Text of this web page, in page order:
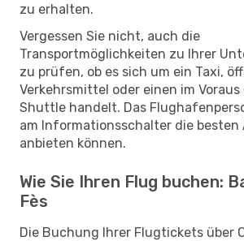
zu erhalten.
Vergessen Sie nicht, auch die
Transportmöglichkeiten zu Ihrer
zu prüfen, ob es sich um ein Taxi,
Verkehrsmittel oder einen im
Shuttle handelt. Das
am Informationsschalter die
anbieten können.
Wie Sie Ihren Flug buchen:
Fès
Die Buchung Ihrer Flugtickets über